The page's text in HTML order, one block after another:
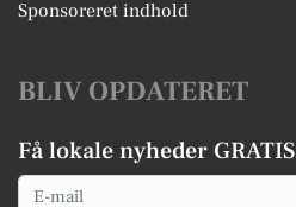
Sponsoreret indhold
BLIV OPDATERET
Få lokale nyheder GRATIS
Email